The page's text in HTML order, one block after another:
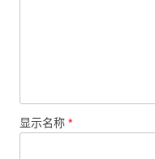
显示名称 *